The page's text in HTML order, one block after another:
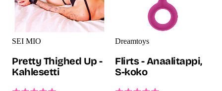
SEI MIO
Pretty Thighed Up -
Kahlesetti
Dreamtoys
Flirts - Anaalitappi,
S-koko